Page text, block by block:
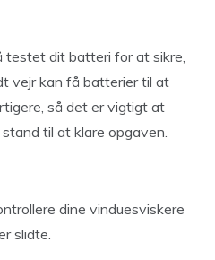
testet dit batteri for at sikre,
vejr kan få batterier til at
så det er vigtigt at
til at klare opgaven.
dine vinduesviskere
slidte.